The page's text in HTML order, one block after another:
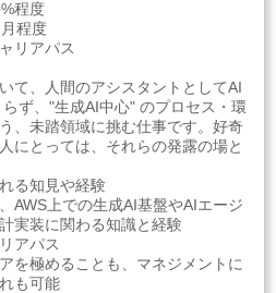
程度
程度
リアパス
て、人間のアシスタントとしてAI
ず、"生成AI中心" のプロセス・環
、未踏領域に挑む仕事です。好奇
にとっては、それらの発露の場と
る知見や経験
AWS上での生成AI基盤やAIエージ
実装に関わる知識と経験
アパス
を極めることも、マネジメントに
も可能